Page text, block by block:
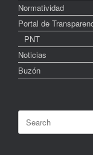
Normatividad
Portal de
PNT
Noticias
Buzón
for: